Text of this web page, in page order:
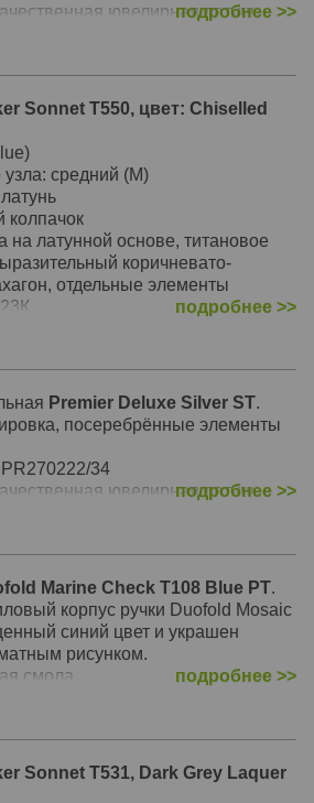
ювелирная латунь
подробнее >>
Sonnet T550, цвет: Chiselled
средний (M)
на латунной основе, титановое
коричневато-
отдельные элементы
GT (шоколад/золото)
стержни для ручек-
стержень средний с
(Mblack)
дизайн коллекции Sonnet
40, R0788970
подробнее >>
Premier Deluxe Silver ST.
посеребрённые элементы
PR270222/34
ювелирная латунь
подробнее >>
Marine Check T108 Blue PT.
корпус ручки Duofold Mosaic
синий цвет и украшен
рисунком.
смола
подробнее >>
Sonnet T531, Dark Grey Laquer